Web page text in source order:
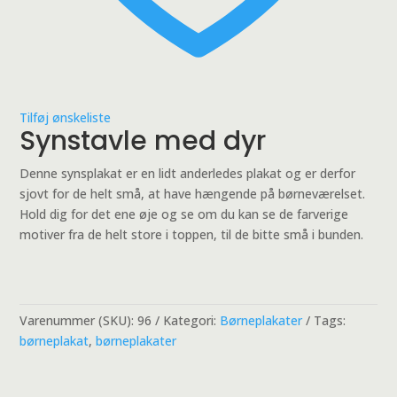
Tilføj ønskeliste
Synstavle med dyr
Denne synsplakat er en lidt anderledes plakat og er derfor
sjovt for de helt små, at have hængende på børneværelset.
Hold dig for det ene øje og se om du kan se de farverige
motiver fra de helt store i toppen, til de bitte små i bunden.
Varenummer (SKU):96 Kategori: Børneplakater
Tags:
børneplakat,børneplakater